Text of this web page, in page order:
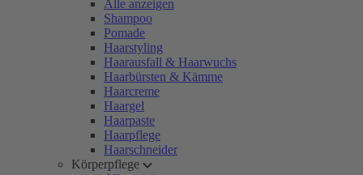
Alle anzeigen
Shampoo
Pomade
Haarstyling
Haarausfall & Haarwuchs
Haarbürsten & Kämme
Haarcreme
Haargel
Haarpaste
Haarpflege
Haarschneider
Körperpflege